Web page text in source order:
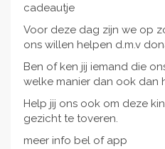
cadeautje
Voor deze dag zijn we op
ons willen helpen d.m.v
Ben of ken jij iemand die
welke manier dan ook dan
Help jij ons ook om deze
gezicht te toveren.
meer info bel of app